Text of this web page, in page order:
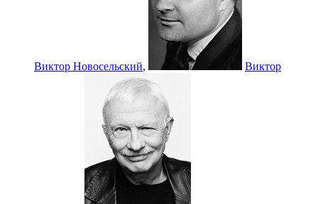
Виктор Новосельский, Виктор